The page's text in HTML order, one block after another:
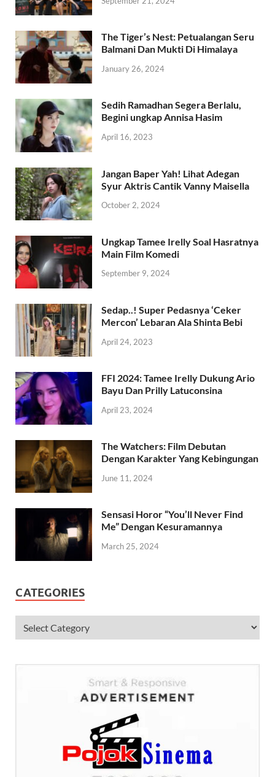
The Tiger’s Nest: Petualangan Seru
Balmani Dan Mukti Di Himalaya
January 26, 2024
Sedih Ramadhan Segera Berlalu,
Begini ungkap Annisa Hasim
April 16, 2023
Jangan Baper Yah! Lihat Adegan
Syur Aktris Cantik Vanny Maisella
October 2, 2024
Ungkap Tamee Irelly Soal Hasratnya
Main Film Komedi
September 9, 2024
Sedap..! Super Pedasnya ‘Ceker
Mercon’ Lebaran Ala Shinta Bebi
April 24, 2023
FFI 2024: Tamee Irelly Dukung Ario
Bayu Dan Prilly Latuconsina
April 23, 2024
The Watchers: Film Debutan
Dengan Karakter Yang Kebingungan
June 11, 2024
Sensasi Horor “You’ll Never Find
Me” Dengan Kesuramannya
March 25, 2024
CATEGORIES